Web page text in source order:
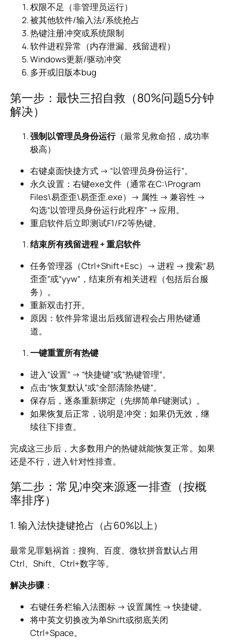
权限不足（非管理员运行）
被其他软件/输入法/系统抢占
热键注册冲突或系统限制
软件进程异常（内存泄漏、残留进程）
Windows更新/驱动冲突
多开或旧版本bug
第一步：最快三招自救（80%问题5分钟
解决）
强制以管理员身份运行（最常见救命招，成功率
极高）
右键桌面快捷方式 → “以管理员身份运行”。
永久设置：右键exe文件（通常在C:\Program
Files\易歪歪\易歪歪.exe）→ 属性 → 兼容性 →
勾选“以管理员身份运行此程序” → 应用。
重启软件后立即测试F1/F2等热键。
结束所有残留进程 + 重启软件
任务管理器（Ctrl+Shift+Esc）→ 进程 → 搜索“易
歪歪”或“yyw”，结束所有相关进程（包括后台服
务）。
重新双击打开。
原因：软件异常退出后残留进程会占用热键通
道。
一键重置所有热键
进入“设置” → “快捷键”或“热键管理”。
点击“恢复默认”或“全部清除热键”。
保存后，逐条重新绑定（先绑简单F键测试）。
如果恢复后正常，说明是冲突；如果仍无效，继
续往下排查。
完成这三步后，大多数用户的热键就能恢复正常。如果
还是不行，进入针对性排查。
第二步：常见冲突来源逐一排查（按概
率排序）
1. 输入法快捷键抢占（占60%以上）
最常见罪魁祸首：搜狗、百度、微软拼音默认占用
Ctrl、Shift、Ctrl+数字等。
解决步骤：
右键任务栏输入法图标 → 设置属性 → 快捷键。
将中英文切换改为单Shift或彻底关闭
Ctrl+Space。